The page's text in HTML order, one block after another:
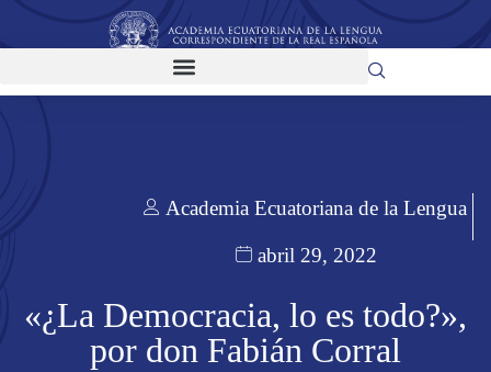
Academia Ecuatoriana de la Lengua
abril 29, 2022
«¿La Democracia, lo es todo?»,
por don Fabián Corral